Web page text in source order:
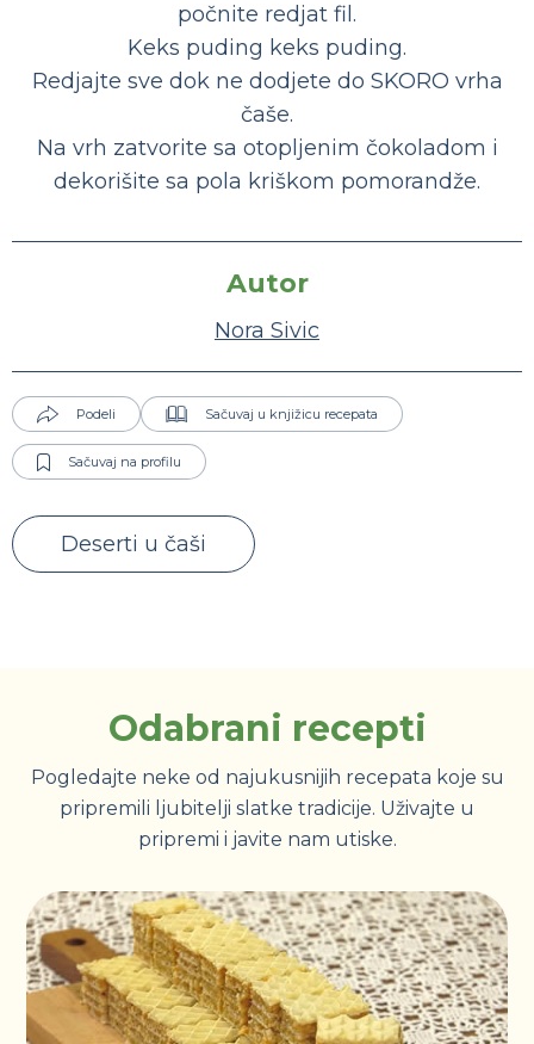
počnite redjat fil.
Keks puding keks puding.
Redjajte sve dok ne dodjete do SKORO vrha
čaše.
Na vrh zatvorite sa otopljenim čokoladom i
dekorišite sa pola kriškom pomorandže.
Autor
Nora Sivic
Podeli Sačuvaj u knjižicu recepata
Sačuvaj na profilu
Deserti u čaši
Odabrani recepti
Pogledajte neke od najukusnijih recepata koje su
pripremili ljubitelji slatke tradicije. Uživajte u
pripremi i javite nam utiske.